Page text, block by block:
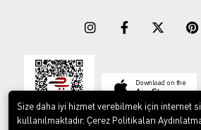
Download on the
App Store
Size daha iyi hizmet verebilmek için internet
kullanılmaktadır. Çerez Politikaları